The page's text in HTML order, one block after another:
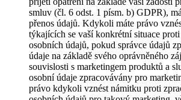
smluv (čl. 6 odst. 1 písm. b) GDPR),
přenos údajů. Kdykoli máte právo
týkajících se vaší konkrétní situace
osobních údajů, pokud správce údajů
údaje na základě svého oprávněného
souvislosti s marketingem produktů a
osobní údaje zpracovávány pro
právo kdykoli vznést námitku proti